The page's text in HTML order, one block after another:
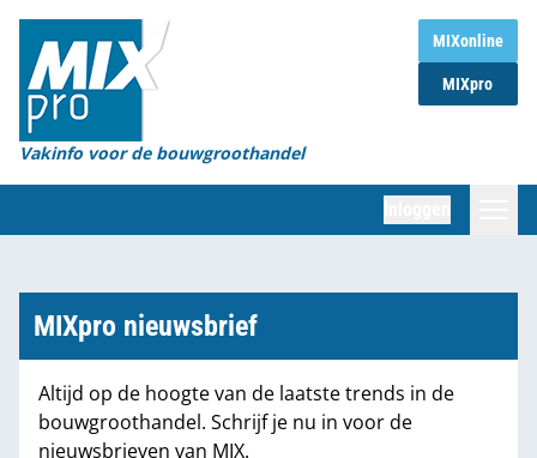
MIXonline
MIXpro
Vakinfo voor de bouwgroothandel
Home
Magazines
Organisaties
Marktcijfers
Partners
MIXpro nieuwsbrief
Altijd op de hoogte van de laatste trends in de
bouwgroothandel. Schrijf je nu in voor de
nieuwsbrieven van MIX.